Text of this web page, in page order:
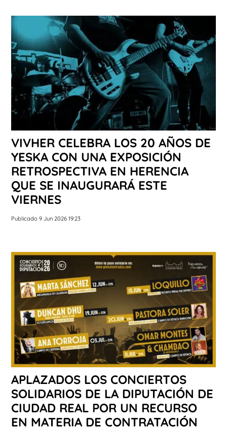
VIVHER CELEBRA LOS 20 AÑOS DE
YESKA CON UNA EXPOSICIÓN
RETROSPECTIVA EN HERENCIA
QUE SE INAUGURARÁ ESTE
VIERNES
Publicado 9 Jun 2026 19:23
APLAZADOS LOS CONCIERTOS
SOLIDARIOS DE LA DIPUTACIÓN DE
CIUDAD REAL POR UN RECURSO
EN MATERIA DE CONTRATACIÓN